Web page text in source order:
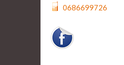
0686699726